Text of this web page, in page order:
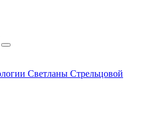
Светланы Стрельцовой